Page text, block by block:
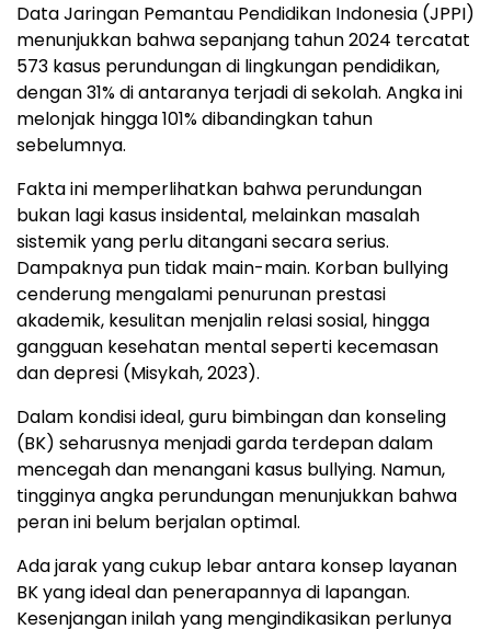
Data Jaringan Pemantau Pendidikan Indonesia (JPPI)
menunjukkan bahwa sepanjang tahun 2024 tercatat
573 kasus perundungan di lingkungan pendidikan,
dengan 31% di antaranya terjadi di sekolah. Angka ini
melonjak hingga 101% dibandingkan tahun
sebelumnya.
Fakta ini memperlihatkan bahwa perundungan
bukan lagi kasus insidental, melainkan masalah
sistemik yang perlu ditangani secara serius.
Dampaknya pun tidak main-main. Korban bullying
cenderung mengalami penurunan prestasi
akademik, kesulitan menjalin relasi sosial, hingga
gangguan kesehatan mental seperti kecemasan
dan depresi (Misykah, 2023).
Dalam kondisi ideal, guru bimbingan dan konseling
(BK) seharusnya menjadi garda terdepan dalam
mencegah dan menangani kasus bullying. Namun,
tingginya angka perundungan menunjukkan bahwa
peran ini belum berjalan optimal.
Ada jarak yang cukup lebar antara konsep layanan
BK yang ideal dan penerapannya di lapangan.
Kesenjangan inilah yang mengindikasikan perlunya